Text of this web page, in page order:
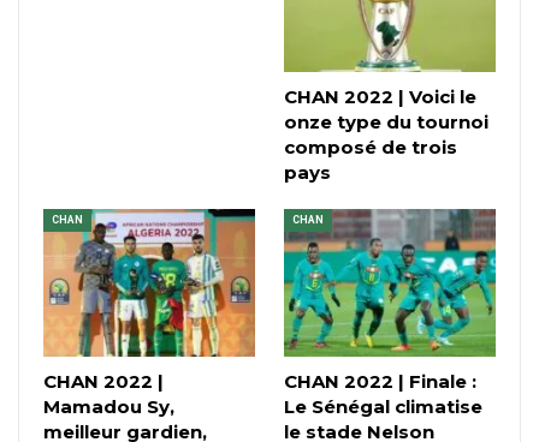
CHAN 2022 | Voici le
onze type du tournoi
composé de trois
pays
CHAN
CHAN 2022 |
Mamadou Sy,
meilleur gardien,
CHAN
CHAN 2022 | Finale :
Le Sénégal climatise
le stade Nelson